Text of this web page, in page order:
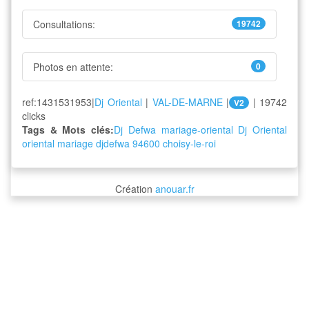
Consultations: 19742
Photos en attente: 0
ref:1431531953|Dj Oriental | VAL-DE-MARNE| V2
| 19742
clicks
Tags & Mots clés:Dj Defwa mariage-oriental Dj Oriental
oriental mariage djdefwa 94600 choisy-le-roi
Création anouar.fr